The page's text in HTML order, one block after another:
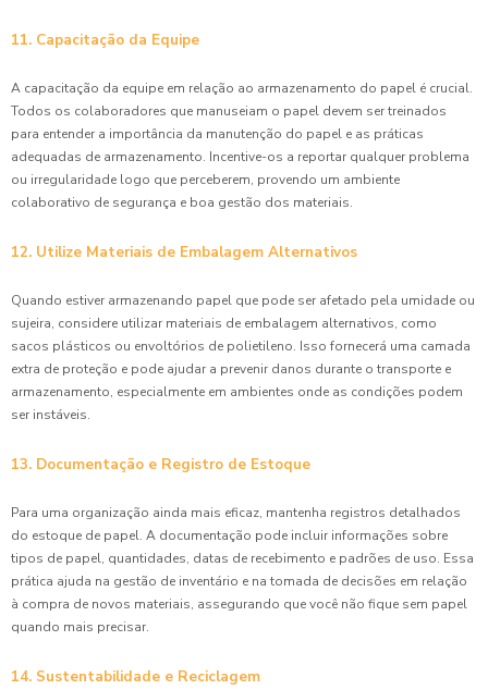
11. Capacitação da Equipe
A capacitação da equipe em relação ao armazenamento do papel é crucial.
Todos os colaboradores que manuseiam o papel devem ser treinados
para entender a importância da manutenção do papel e as práticas
adequadas de armazenamento. Incentive-os a reportar qualquer problema
ou irregularidade logo que perceberem, provendo um ambiente
colaborativo de segurança e boa gestão dos materiais.
12. Utilize Materiais de Embalagem Alternativos
Quando estiver armazenando papel que pode ser afetado pela umidade ou
sujeira, considere utilizar materiais de embalagem alternativos, como
sacos plásticos ou envoltórios de polietileno. Isso fornecerá uma camada
extra de proteção e pode ajudar a prevenir danos durante o transporte e
armazenamento, especialmente em ambientes onde as condições podem
ser instáveis.
13. Documentação e Registro de Estoque
Para uma organização ainda mais eficaz, mantenha registros detalhados
do estoque de papel. A documentação pode incluir informações sobre
tipos de papel, quantidades, datas de recebimento e padrões de uso. Essa
prática ajuda na gestão de inventário e na tomada de decisões em relação
à compra de novos materiais, assegurando que você não fique sem papel
quando mais precisar.
14. Sustentabilidade e Reciclagem